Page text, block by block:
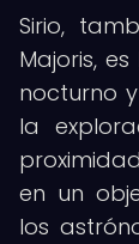
Sirio,
Majoris,
nocturno
la
en un
los